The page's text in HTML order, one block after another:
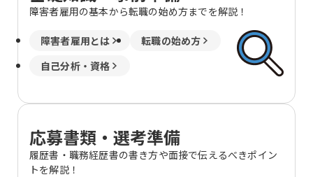
障害者雇用の基本から転職の始め方までを解説！
障害者雇用とは
転職の始め方
自己分析・資格
応募書類・選考準備
履歴書・職務経歴書の書き方や面接で伝えるべきポイン
トを解説！